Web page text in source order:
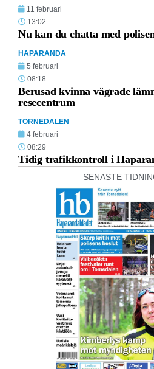
11 februari
13:02
Nu kan du chatta med
HAPARANDA
5 februari
08:18
Berusad kvinna vägrade
resecentrum
TORNEDALEN
4 februari
08:29
Tidig trafikkontroll i
SENASTE